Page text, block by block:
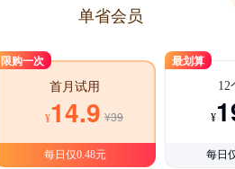
单省会员
限购一次
首月试用
¥14.9 ¥39
每日仅0.48元
最划算
12
¥
每日